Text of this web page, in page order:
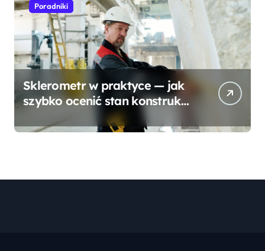
Poradniki
Sklerometr w praktyce — jak
szybko ocenić stan konstrukcji